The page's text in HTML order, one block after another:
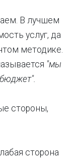
В лучшем
услуг, да
методике.
"мы
стороны,
сторона